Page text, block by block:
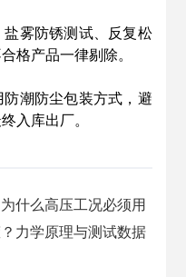
雾防锈测试、反复松
格产品一律剔除。
潮防尘包装方式，避
入库出厂。
为什么高压工况必须用
力学原理与测试数据